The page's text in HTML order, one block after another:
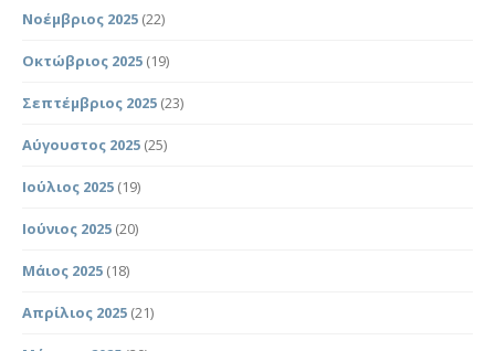
Νοέμβριος 2025 (22)
Οκτώβριος 2025 (19)
Σεπτέμβριος 2025 (23)
Αύγουστος 2025 (25)
Ιούλιος 2025 (19)
Ιούνιος 2025 (20)
Μάιος 2025 (18)
Απρίλιος 2025 (21)